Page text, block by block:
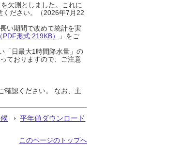
欠測としました。これに
ださい。（2026年7月22
い期間で改めて統計を実
形式:219KB）
」をご
「日最大1時間降水量」の
ておりますので、ご注意
確認ください。 なお、主
平年値ダウンロード
このページのトップへ